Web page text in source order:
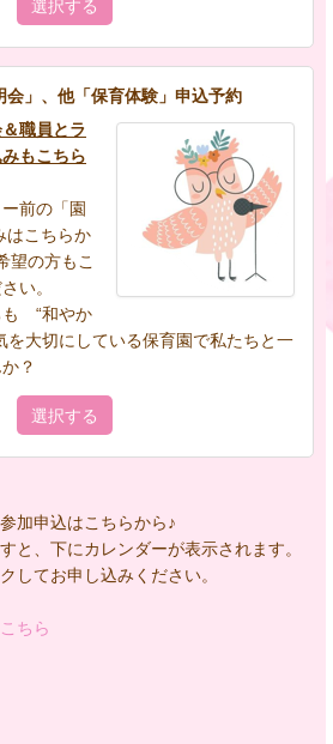
選択する
会」、他「保育体験」申込予約
＆職員とラ
もこちら
前の「園
はこちらか
望の方もこ
い。
も “和やか
大切にしている保育園で私たちと一
？
選択する
加申込はこちらから♪
と、下にカレンダーが表示されます。
してお申し込みください。
ちら